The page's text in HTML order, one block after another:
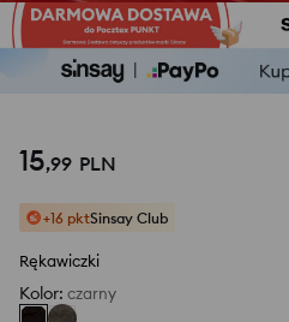
15,99 PLN
+16 pktSinsay Club
Rękawiczki
Kolor: czarny